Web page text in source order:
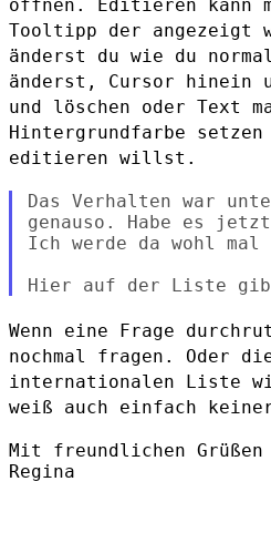
öffnen. Editieren kann
Tooltipp der angezeigt
änderst du wie du
änderst, Cursor hinein
und löschen oder Text
Hintergrundfarbe setzen
editieren willst.
Das Verhalten war
genauso. Habe es
Ich werde da wohl
Wenn eine Frage
nochmal fragen. Oder
internationalen Liste
weiß auch einfach
Mit freundlichen Grüßen
Regina